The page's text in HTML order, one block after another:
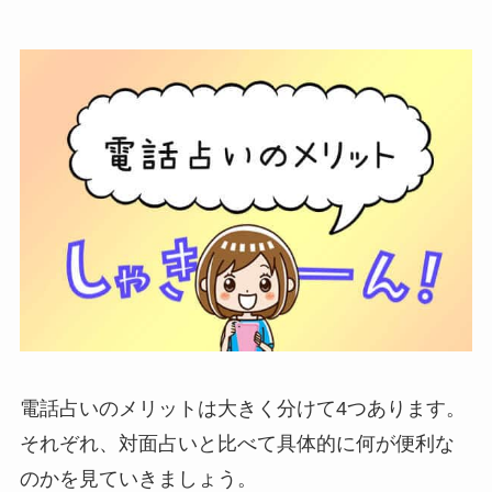
電話占いのメリットは大きく分けて4つあります。
それぞれ、対面占いと比べて具体的に何が便利な
のかを見ていきましょう。